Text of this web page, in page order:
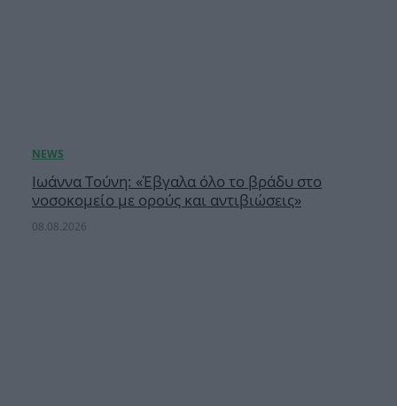
Ιωάννα Τούνη: «Έβγαλα όλο το βράδυ στο
νοσοκομείο με ορούς και αντιβιώσεις»
08.08.2026